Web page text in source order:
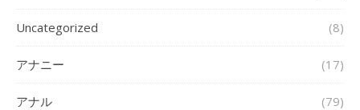
Uncategorized (8)
アナニー (17)
アナル (79)